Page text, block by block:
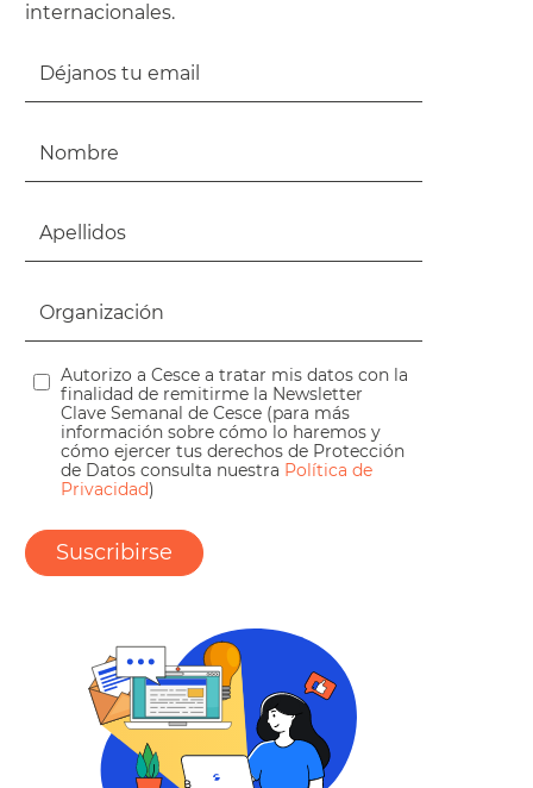
internacionales.
Autorizo a Cesce a tratar mis datos con la
finalidad de remitirme la Newsletter
Clave Semanal de Cesce (para más
información sobre cómo lo haremos y
cómo ejercer tus derechos de Protección
de Datos consulta nuestra Política de
Privacidad)